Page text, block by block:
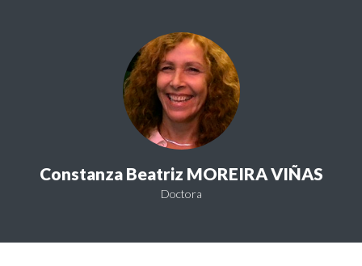
Constanza Beatriz MOREIRA VIÑAS
Doctora